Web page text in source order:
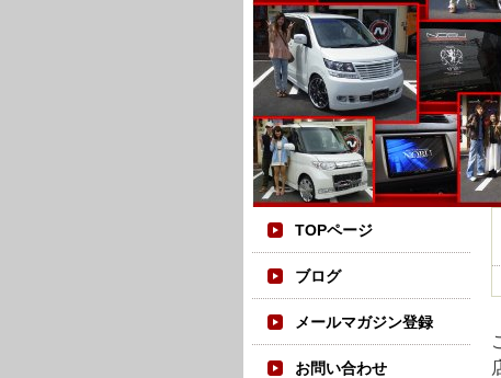
TOPページ
ブログ
メールマガジン登録
お問い合わせ